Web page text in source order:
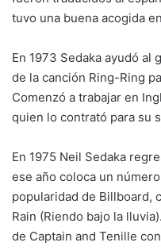
tuvo una buena acogida
En 1973 Sedaka ayudó al
de la canción Ring-Ring
Comenzó a trabajar en
quien lo contrató para su
En 1975 Neil Sedaka
ese año coloca un
popularidad de Billboard,
Rain (Riendo bajo la
de Captain and Tenille